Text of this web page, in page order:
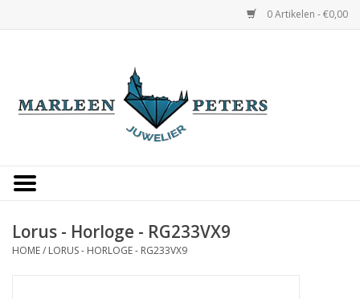
0 Artikelen - €0,00
Occasions
Lorus - Horloge - RG233VX9
HOME/ LORUS - HORLOGE - RG233VX9